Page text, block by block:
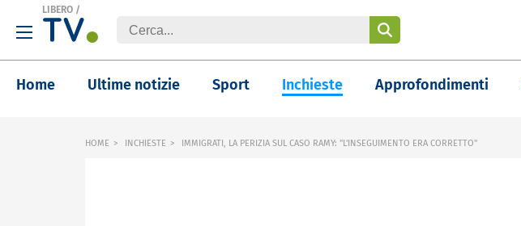
LIBERO /
Home Ultime notizie Sport Inchieste Approfondimenti
HOME INCHIESTE IMMIGRATI, LA PERIZIA SUL CASO RAMY: "L'INSEGUIMENTO ERA CORRETTO"